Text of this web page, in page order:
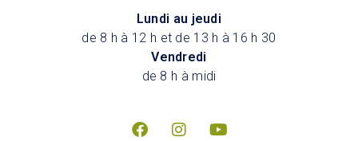
Lundi au jeudi
de 8 h à 12 h et de 13 h à 16 h 30
Vendredi
de 8 h à midi